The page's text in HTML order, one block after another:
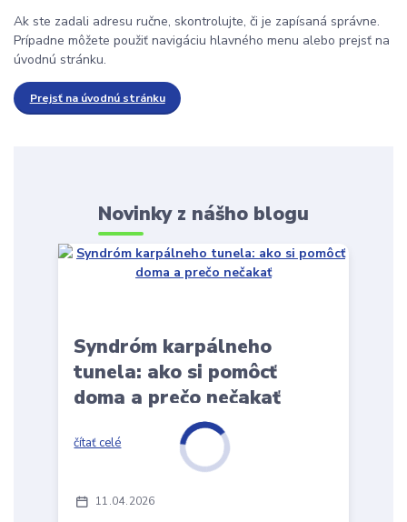
Ak ste zadali adresu ručne, skontrolujte, či je zapísaná správne.
Prípadne môžete použiť navigáciu hlavného menu alebo prejsť na
úvodnú stránku.
Prejsť na úvodnú stránku
Novinky z nášho blogu
11 04 2026
Syndróm karpálneho
tunela: ako si pomôcť
doma a prečo nečakať
čítať celé